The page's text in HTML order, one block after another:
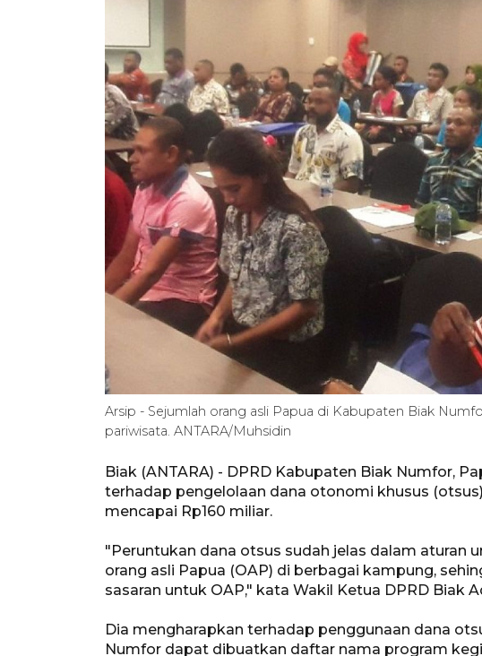
Arsip - Sejumlah orang asli Papua di Kabupaten Biak
pariwisata. ANTARA/Muhsidin
Biak (ANTARA) - DPRD Kabupaten Biak Numfor,
terhadap pengelolaan dana otonomi khusus
mencapai Rp160 miliar.
"Peruntukan dana otsus sudah jelas dalam aturan
orang asli Papua (OAP) di berbagai kampung,
sasaran untuk OAP," kata Wakil Ketua DPRD Biak
Dia mengharapkan terhadap penggunaan dana
Numfor dapat dibuatkan daftar nama program